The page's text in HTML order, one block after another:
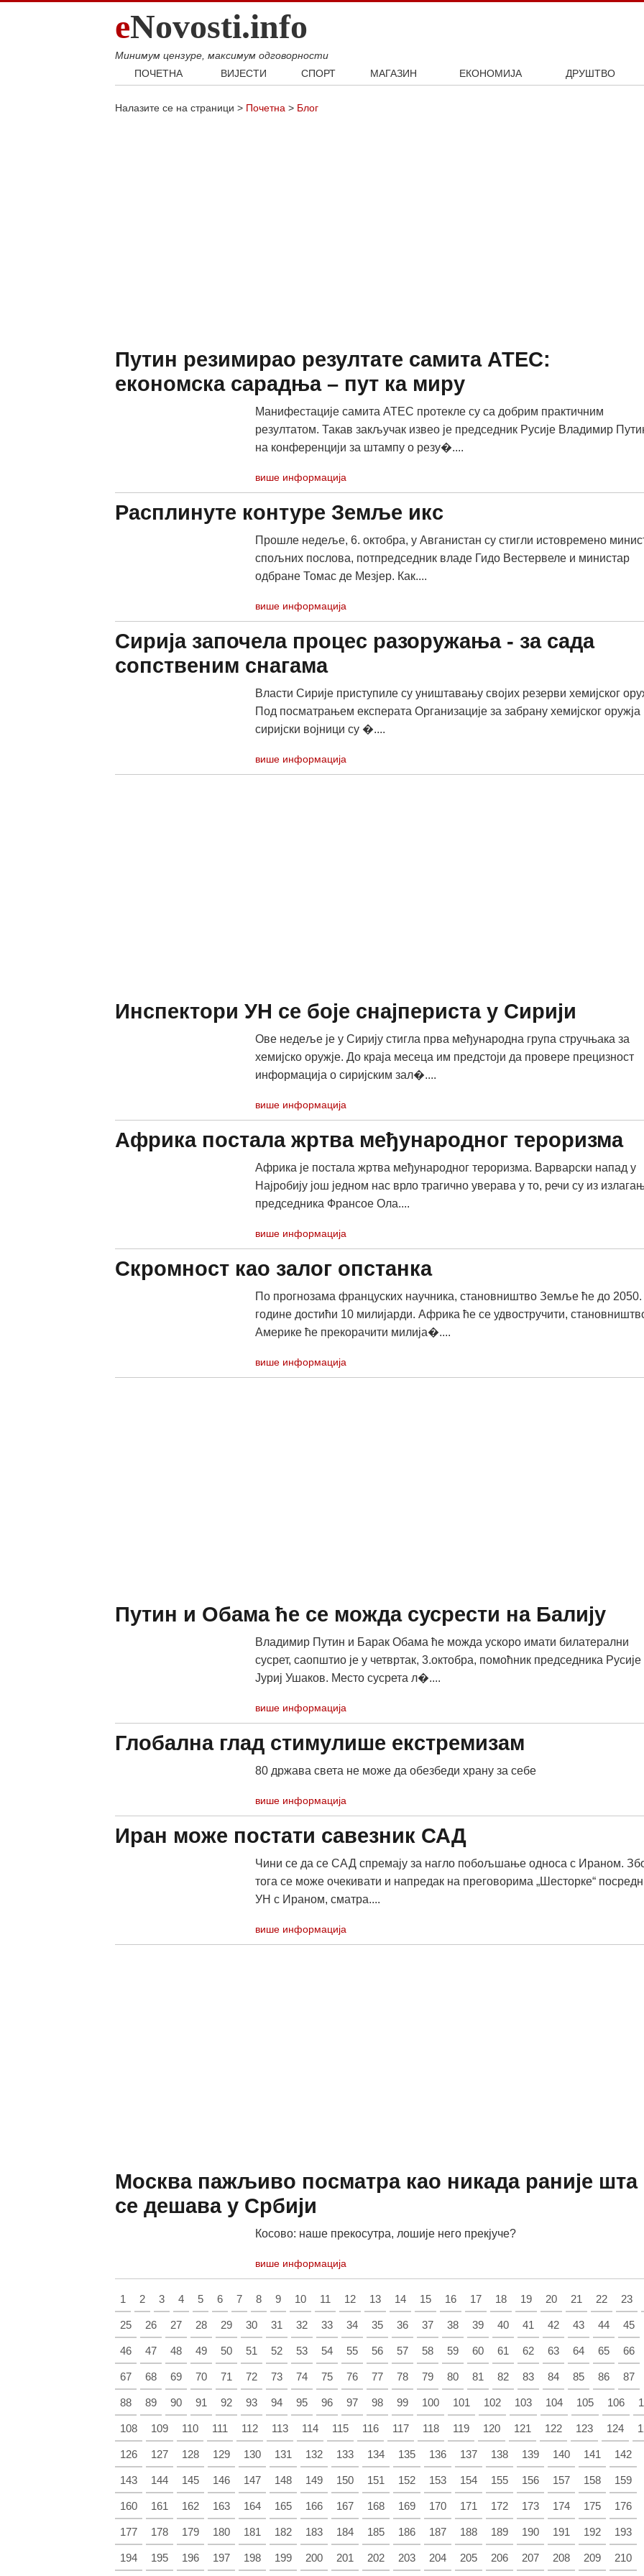
eNovosti.info
Минимум цензуре, максимум одговорности
ПОЧЕТНА
ВИЈЕСТИ
Балкан
СПОРТ
Кошарка
МАГАЗИН
ЕКОНОМИЈА
ДРУШТВО
Налазите се на страници > Почетна > Блог
Путин резимирао резултате самита АТЕС:
економска сарадња – пут ка миру
Манифестације самита АТЕС протекле су са добрим практичним
резултатом. Такав закључак извео је председник Русије Владимир
на конференцији за штампу о резу�....
више информација
Расплинуте контуре Земље икс
Прошле недеље, 6. октобра, у Авганистан су стигли истовремено
спољних послова, потпредседник владе Гидо Вестервеле и министар
одбране Томас де Мезјер. Как....
више информација
Сирија започела процес разоружања - за сада
сопственим снагама
Власти Сирије приступиле су уништавању својих резерви хемијског
Под посматрањем експерата Организације за забрану хемијског оружја
сиријски војници су �....
више информација
Инспектори УН се боје снајпериста у Сирији
Ове недеље је у Сирију стигла прва међународна група стручњака за
хемијско оружје. До краја месеца им предстоји да провере прецизност
информација о сиријским зал�....
више информација
Африка постала жртва међународног тероризма
Африка је постала жртва међународног тероризма. Варварски напад у
Најробију још једном нас врло трагично уверава у то, речи су из
председника Франсое Ола....
више информација
Скромност као залог опстанка
По прогнозама француских научника, становништво Земље ће до 2050.
године достићи 10 милијарди. Африка ће се удвостручити,
Америке ће прекорачити милија�....
више информација
Путин и Обама ће се можда сусрести на Балију
Владимир Путин и Барак Обама ће можда ускоро имати билатерални
сусрет, саопштио је у четвртак, 3.октобра, помоћник председника Русије
Јуриј Ушаков. Место сусрета л�....
више информација
Глобална глад стимулише екстремизам
80 држава света не може да обезбеди храну за себе
више информација
Иран може постати савезник САД
Чини се да се САД спремају за нагло побољшање односа с Ираном.
тога се може очекивати и напредак на преговорима „Шесторке“
УН с Ираном, сматра....
више информација
Москва пажљиво посматра као никада раније шта
се дешава у Србији
Косово: наше прекосутра, лошије него прекјуче?
више информација
1 2 3 4 5 6 7 8 9 10 11 12 13 14 15 16 17 18 19 20 21 22 23
25 26 27 28 29 30 31 32 33 34 35 36 37 38 39 40 41 42 43 44 45
46 47 48 49 50 51 52 53 54 55 56 57 58 59 60 61 62 63 64 65 66
67 68 69 70 71 72 73 74 75 76 77 78 79 80 81 82 83 84 85 86 87
88 89 90 91 92 93 94 95 96 97 98 99 100 101 102 103 104 105 106
108 109 110 111 112 113 114 115 116 117 118 119 120 121 122 123 124
126 127 128 129 130 131 132 133 134 135 136 137 138 139 140 141 142
143 144 145 146 147 148 149 150 151 152 153 154 155 156 157 158 159
160 161 162 163 164 165 166 167 168 169 170 171 172 173 174 175 176
177 178 179 180 181 182 183 184 185 186 187 188 189 190 191 192 193
194 195 196 197 198 199 200 201 202 203 204 205 206 207 208 209 210